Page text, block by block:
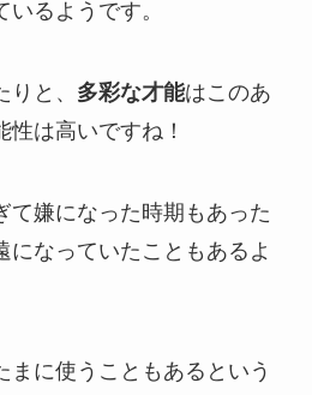
るようです。
と、 多彩な才能はこのあ
は高いですね！
て嫌になった時期もあった
になっていたこともあるよ
まに使うこともあるという